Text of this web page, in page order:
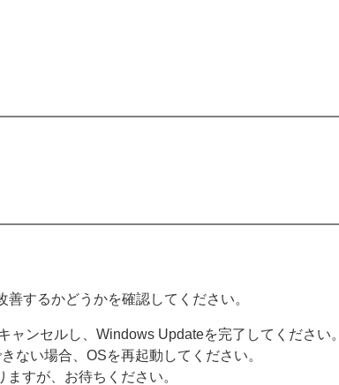
するかどうかを確認してください。
ャンセルし、Windows Updateを完了してください。
ない場合、OSを再起動してください。
すが、お待ちください。